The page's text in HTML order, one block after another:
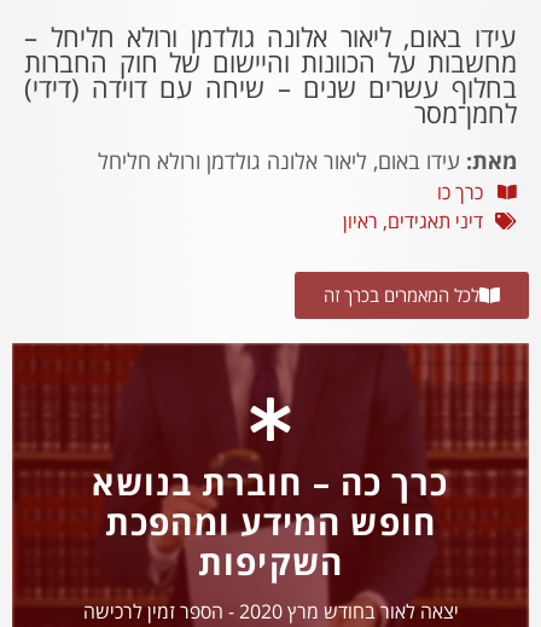
עידו באום, ליאור אלונה גולדמן ורולא חליחל –
מחשבות על הכוונות והיישום של חוק החברות
בחלוף עשרים שנים – שיחה עם דוידה (דידי)
לחמן־מסר
מאת: עידו באום, ליאור אלונה גולדמן ורולא חליחל
כרך כו
דיני תאגידים, ראיון
לכל המאמרים בכרך זה
כרך כה – חוברת בנושא
חופש המידע ומהפכת
השקיפות
יצאה לאור בחודש מרץ 2020 - הספר זמין לרכישה